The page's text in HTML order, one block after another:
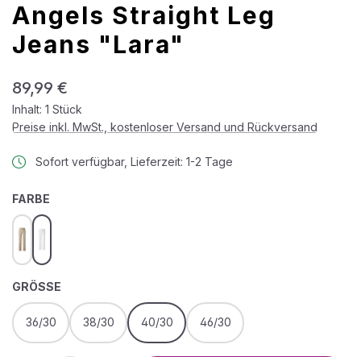
Angels Straight Leg
Jeans "Lara"
Regulärer Preis:
89,99 €
Inhalt: 1 Stück
Preise inkl. MwSt., kostenloser Versand und Rückversand
Sofort verfügbar, Lieferzeit: 1-2 Tage
FARBE
sand used
white
GRÖSSE
36/30 38/30 40/30 46/30